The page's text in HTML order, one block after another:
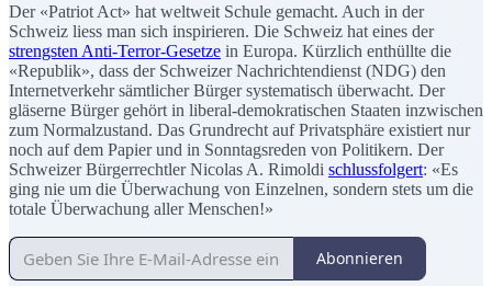
Der «Patriot Act» hat weltweit Schule gemacht. Auch in der
Schweiz liess man sich inspirieren. Die Schweiz hat eines der
strengsten Anti-Terror-Gesetze in Europa. Kürzlich enthüllte die
«Republik», dass der Schweizer Nachrichtendienst (NDG) den
Internetverkehr sämtlicher Bürger systematisch überwacht. Der
gläserne Bürger gehört in liberal-demokratischen Staaten inzwischen
zum Normalzustand. Das Grundrecht auf Privatsphäre existiert nur
noch auf dem Papier und in Sonntagsreden von Politikern. Der
Schweizer Bürgerrechtler Nicolas A. Rimoldi schlussfolgert: «Es
ging nie um die Überwachung von Einzelnen, sondern stets um die
totale Überwachung aller Menschen!»
Abonnieren